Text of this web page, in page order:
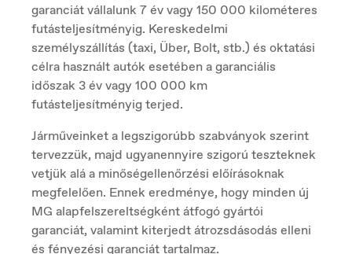
Danmark
Dansk
Deutschland
Deutsch
España
Español
garanciát vállalunk 7 év vagy 150 000 kilométeres
futásteljesítményig. Kereskedelmi
személyszállítás (taxi, Über, Bolt, stb.) és oktatási
célra használt autók esetében a garanciális
időszak 3 év vagy 100 000 km
futásteljesítményig terjed.
Járműveinket a legszigorúbb szabványok szerint
tervezzük, majd ugyanennyire szigorú teszteknek
vetjük alá a minőségellenőrzési előírásoknak
megfelelően. Ennek eredménye, hogy minden új
MG alapfelszereltségként átfogó gyártói
garanciát, valamint kiterjedt átrozsdásodás elleni
és fényezési garanciát tartalmaz.